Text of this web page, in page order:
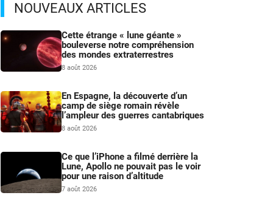
NOUVEAUX ARTICLES
Cette étrange « lune géante »
bouleverse notre compréhension
des mondes extraterrestres
8 août 2026
En Espagne, la découverte d’un
camp de siège romain révèle
l’ampleur des guerres cantabriques
8 août 2026
Ce que l’iPhone a filmé derrière la
Lune, Apollo ne pouvait pas le voir
pour une raison d’altitude
7 août 2026